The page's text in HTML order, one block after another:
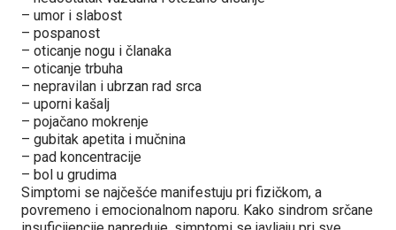
– umor i slabost
– pospanost
– oticanje nogu i članaka
– oticanje trbuha
– nepravilan i ubrzan rad srca
– uporni kašalj
– pojačano mokrenje
– gubitak apetita i mučnina
– pad koncentracije
– bol u grudima
Simptomi se najčešće manifestuju pri fizičkom, a
povremeno i emocionalnom naporu. Kako sindrom srčane